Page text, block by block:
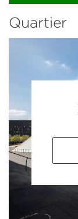
Quartier